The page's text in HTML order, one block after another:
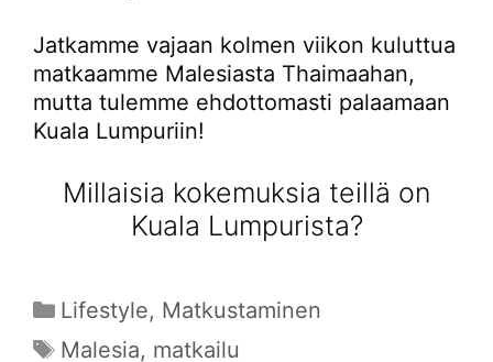
Jatkamme vajaan kolmen viikon kuluttua
matkaamme Malesiasta Thaimaahan,
mutta tulemme ehdottomasti palaamaan
Kuala Lumpuriin!
Millaisia kokemuksia teillä on
Kuala Lumpurista?
Kategoriat
Lifestyle, Matkustaminen
Avainsanat
Malesia, matkailu